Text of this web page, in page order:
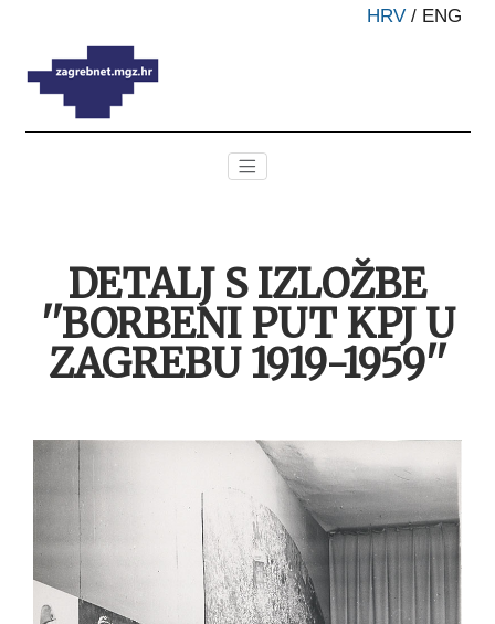
HRV / ENG
DETALJ S IZLOŽBE
''BORBENI PUT KPJ U
ZAGREBU 1919-1959''